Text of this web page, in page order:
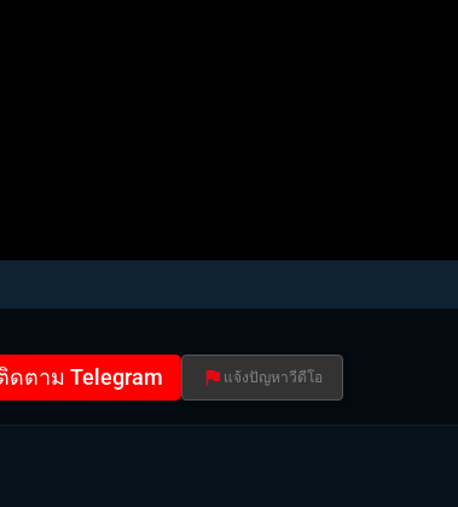
ดตาม Telegram แจ้งปัญหาวีดีโอ